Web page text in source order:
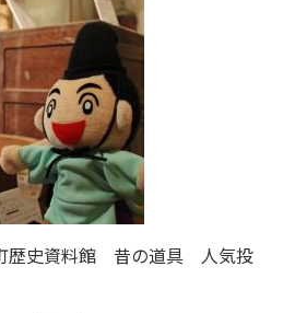
歴史資料館 昔の道具 人気投